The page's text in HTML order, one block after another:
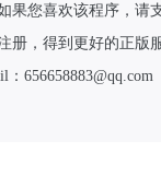
果您喜欢该程序，请
册，得到更好的正版
：656658883@qq.com